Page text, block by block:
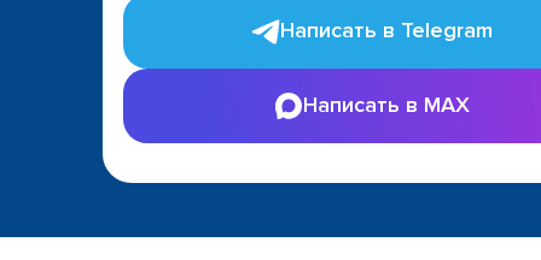
Написать в Telegram
Написать в MAX